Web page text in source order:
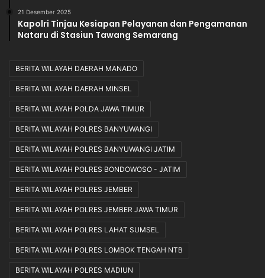
21 Desember 2025
Kapolri Tinjau Kesiapan Pelayanan dan Pengamanan
Nataru di Stasiun Tawang Semarang
BERITA WILAYAH DAERAH MANADO
BERITA WILAYAH DAERAH MINSEL
BERITA WILAYAH POLDA JAWA TIMUR
BERITA WILAYAH POLRES BANYUWANGI
BERITA WILAYAH POLRES BANYUWANGI JATIM
BERITA WILAYAH POLRES BONDOWOSO - JATIM
BERITA WILAYAH POLRES JEMBER
BERITA WILAYAH POLRES JEMBER JAWA TIMUR
BERITA WILAYAH POLRES LAHAT SUMSEL
BERITA WILAYAH POLRES LOMBOK TENGAH NTB
BERITA WILAYAH POLRES MADIUN